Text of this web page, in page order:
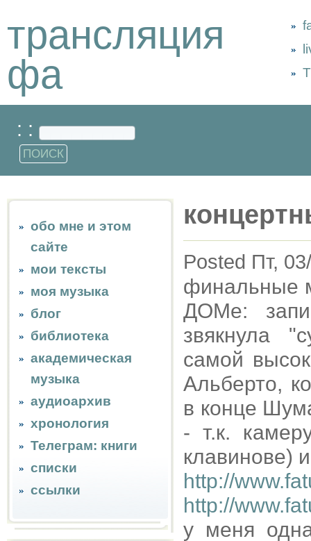
трансляция
фа
: :
обо мне и этом
сайте
мои тексты
моя музыка
блог
библиотека
академическая
музыка
аудиоархив
хронология
Телеграм: книги
списки
ссылки
Posted Пт,
финальные
ДОМе:
звякнула
самой
Альберто,
в конце
- т.к.
клавинове)
http://
http://
у меня